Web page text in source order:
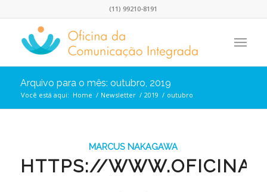
(11) 99210-8191
Arquivo para o mês: outubro, 2019
Você está aqui: Home / Newsletter / 2019 / outubro
MARCUS NAKAGAWA
HTTPS://